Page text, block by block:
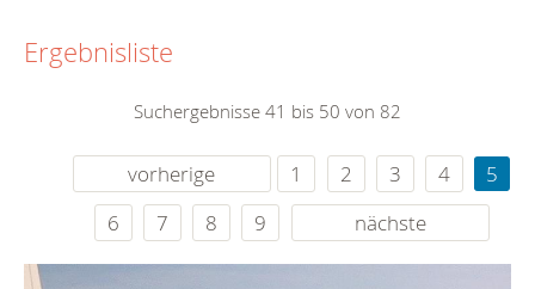
Ergebnisliste
Suchergebnisse 41 bis 50 von 82
vorherige 1 2 3 4
5
6
7 8 9 nächste